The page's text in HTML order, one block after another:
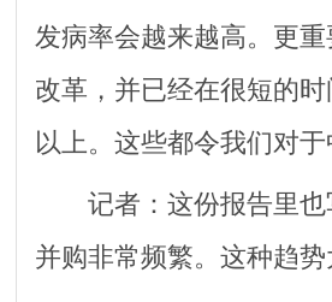
发病率会越来越高。更
改革，并已经在很短的
以上。这些都令我们对
记者：这份报告里也
并购非常频繁。这种趋